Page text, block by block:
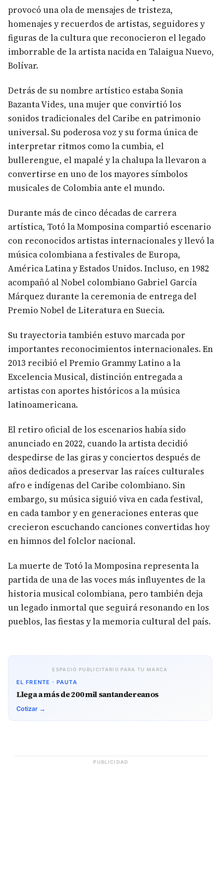
provocó una ola de mensajes de tristeza,
homenajes y recuerdos de artistas, seguidores y
figuras de la cultura que reconocieron el legado
imborrable de la artista nacida en Talaigua Nuevo,
Bolívar.
Detrás de su nombre artístico estaba Sonia
Bazanta Vides, una mujer que convirtió los
sonidos tradicionales del Caribe en patrimonio
universal. Su poderosa voz y su forma única de
interpretar ritmos como la cumbia, el
bullerengue, el mapalé y la chalupa la llevaron a
convertirse en uno de los mayores símbolos
musicales de Colombia ante el mundo.
Durante más de cinco décadas de carrera
artística, Totó la Momposina compartió escenario
con reconocidos artistas internacionales y llevó la
música colombiana a festivales de Europa,
América Latina y Estados Unidos. Incluso, en 1982
acompañó al Nobel colombiano Gabriel García
Márquez durante la ceremonia de entrega del
Premio Nobel de Literatura en Suecia.
Su trayectoria también estuvo marcada por
importantes reconocimientos internacionales. En
2013 recibió el Premio Grammy Latino a la
Excelencia Musical, distinción entregada a
artistas con aportes históricos a la música
latinoamericana.
El retiro oficial de los escenarios había sido
anunciado en 2022, cuando la artista decidió
despedirse de las giras y conciertos después de
años dedicados a preservar las raíces culturales
afro e indígenas del Caribe colombiano. Sin
embargo, su música siguió viva en cada festival,
en cada tambor y en generaciones enteras que
crecieron escuchando canciones convertidas hoy
en himnos del folclor nacional.
La muerte de Totó la Momposina representa la
partida de una de las voces más influyentes de la
historia musical colombiana, pero también deja
un legado inmortal que seguirá resonando en los
pueblos, las fiestas y la memoria cultural del país.
ESPACIO PUBLICITARIO PARA TU MARCA
EL FRENTE · PAUTA
Llega a más de 200 mil santandereanos
Cotizar →
PUBLICIDAD